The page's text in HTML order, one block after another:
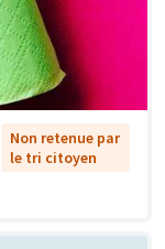
Non retenue par
le tri citoyen